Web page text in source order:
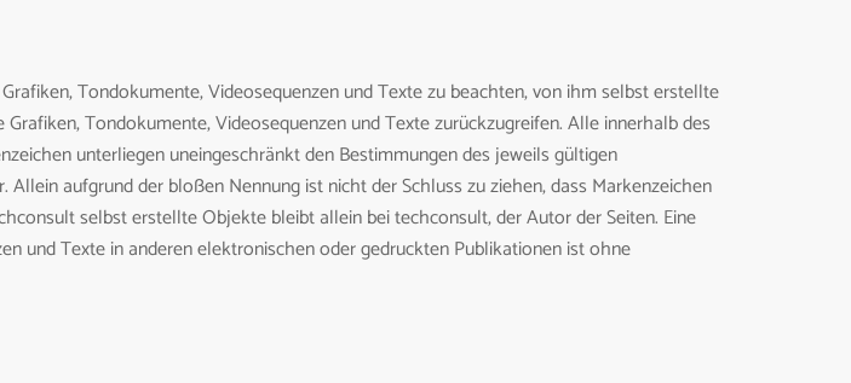
Tondokumente, Videosequenzen und Texte zu beachten, von ihm selbst erstellte
Tondokumente, Videosequenzen und Texte zurückzugreifen. Alle innerhalb des
unterliegen uneingeschränkt den Bestimmungen des jeweils gültigen
aufgrund der bloßen Nennung ist nicht der Schluss zu ziehen, dass Markenzeichen
selbst erstellte Objekte bleibt allein bei techconsult, der Autor der Seiten. Eine
und Texte in anderen elektronischen oder gedruckten Publikationen ist ohne